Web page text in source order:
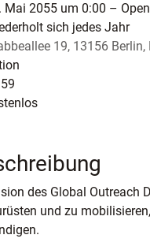
Mai 2055 um 0:00 –
sich jedes Jahr
19, 13156 Berlin,
des Global Outreach
und zu